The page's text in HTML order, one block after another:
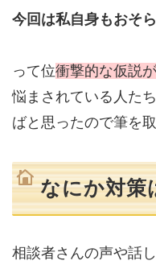
今回は私自身もおそ
って位衝撃的な仮説
悩まされている人た
ばと思ったので筆を取
なにか対策
相談者さんの声や話